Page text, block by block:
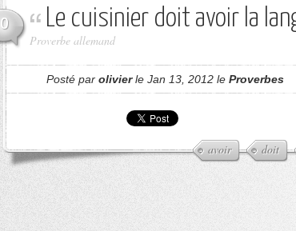
0 Le cuisinier doit avoir la
Proverbe allemand
Posté par olivierle Jan 13, 2012 le Proverbes
avoir doit